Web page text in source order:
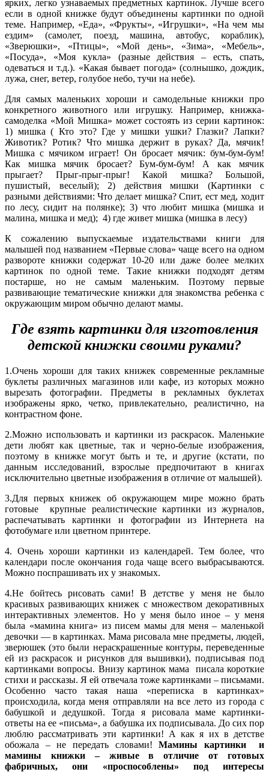
ярких, легко узнаваемых предметных картинок. Лучше всего
если в одной книжке будут объединены картинки по одной
теме. Например, «Еда», «Фрукты», «Игрушки», «На чем мы
ездим» (самолет, поезд, машина, автобус, кораблик),
«Зверюшки», «Птицы», «Мой день», «Зима», «Мебель»,
«Посуда», «Моя кукла» (разные действия – есть, спать,
одеваться и т.д.). «Какая бывает погода» (солнышко, дождик,
лужа, снег, ветер, голубое небо, тучи на небе).
Для самых маленьких хороши и самодельные книжки про
конкретного животного или игрушку. Например, книжка-
самоделка «Мой Мишка» может состоять из серии картинок:
1) мишка ( Кто это? Где у мишки ушки? Глазки? Лапки?
Животик? Ротик? Что мишка держит в руках? Да, мячик!
Мишка с мячиком играет! Он бросает мячик: бум-бум-бум!
Как мишка мячик бросает? Бум-бум-бум! А как мячик
прыгает? Прыг-прыг-прыг! Какой мишка? Большой,
пушистый, веселый); 2) действия мишки (Картинки с
разными действиями: Что делает мишка? Спит, ест мед, ходит
по лесу, сидит на полянке); 3) что любит мишка (мишка и
малина, мишка и мед); 4) где живет мишка (мишка в лесу)
К сожалению выпускаемые издательствами книги для
малышей под названием «Первые слова» чаще всего на одном
развороте книжки содержат 10-20 или даже более мелких
картинок по одной теме. Такие книжки подходят детям
постарше, но не самым маленьким. Поэтому первые
развивающие тематические книжки для знакомства ребенка с
окружающим миром обычно делают мамы.
Где взять картинки для изготовления
детской книжки своими руками?
1.Очень хороши для таких книжек современные рекламные
буклеты различных магазинов или кафе, из которых можно
вырезать фотографии. Предметы в рекламных буклетах
изображены ярко, четко, привлекательно, реалистично, на
контрастном фоне.
2.Можно использовать и картинки из раскрасок. Маленькие
дети любят как цветные, так и черно-белые изображения,
поэтому в книжке могут быть и те, и другие (кстати, по
данным исследований, взрослые предпочитают в книгах
исключительно цветные изображения в отличие от малышей).
3.Для первых книжек об окружающем мире можно брать
готовые крупные реалистические картинки из журналов,
распечатывать картинки и фотографии из Интернета на
фотобумаге или цветном принтере.
4. Очень хороши картинки из календарей. Тем более, что
календари после окончания года чаще всего выбрасываются.
Можно поспрашивать их у знакомых.
4.Не бойтесь рисовать сами! В детстве у меня не было
красивых развивающих книжек с множеством декоративных
интерактивных элементов. Но у меня было иное – у меня
была «мамина книга» из писем мамы для меня – маленькой
девочки — в картинках. Мама рисовала мне предметы, людей,
зверюшек (это были нераскрашенные контуры, переведенные
ей из раскрасок и рисунков для вышивки), подписывая под
картинками вопросы. Внизу картинок мама писала короткие
стихи и рассказы. Я ей отвечала тоже картинками – письмами.
Особенно часто такая наша «переписка в картинках»
происходила, когда меня отправляли на все лето из города с
бабушкой и дедушкой. Тогда я рисовала маме картинки-
ответы на ее «письма», а бабушка их подписывала. До сих пор
люблю рассматривать эти картинки! А как я их в детстве
обожала – не передать словами!Мамины картинки и
мамины книжки – живые в отличие от готовых
фабричных, они «проспособлены» под интересы